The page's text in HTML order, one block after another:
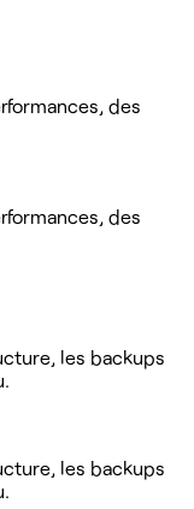
des
des
les backups
les backups